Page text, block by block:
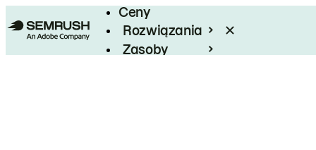
Ceny
Rozwiązania
Zasoby